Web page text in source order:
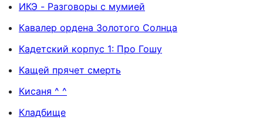
ИКЭ - Разговоры с мумией
Кавалер ордена Золотого Солнца
Кадетский корпус 1: Про Гошу
Кащей прячет смерть
Кисаня ^ ^
Кладбище